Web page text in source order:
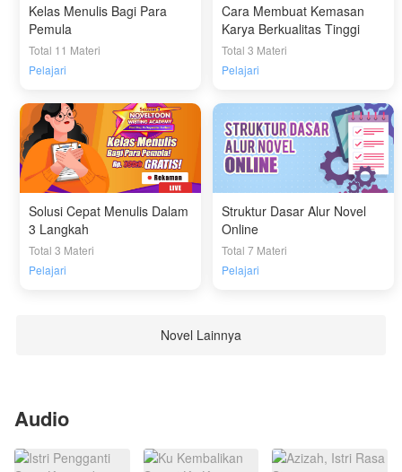
Kelas Menulis Bagi Para
Pemula
Total 11 Materi
Pelajari
Cara Membuat Kemasan
Karya Berkualitas Tinggi
Total 3 Materi
Pelajari
Solusi Cepat Menulis Dalam
3 Langkah
Total 3 Materi
Pelajari
Struktur Dasar Alur Novel
Online
Total 7 Materi
Pelajari
Novel Lainnya
Audio